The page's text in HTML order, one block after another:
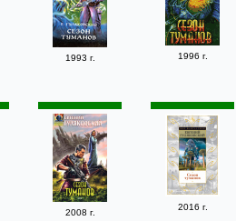
1993 г. 1996 г.
2008 г.
2016 г.